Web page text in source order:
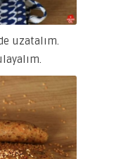
uzatalım.